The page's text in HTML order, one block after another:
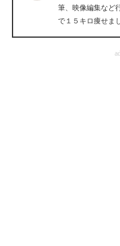
ITエンジニア向け専門サイ
IT製品の技術・比較・事例
筆、映像編集など
で１５キロ痩せま